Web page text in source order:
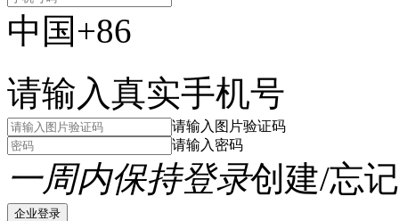
中国+86
请输入真实手机号
请输入图片验证码
请输入密码
一周内保持登录创建/忘
企业登录